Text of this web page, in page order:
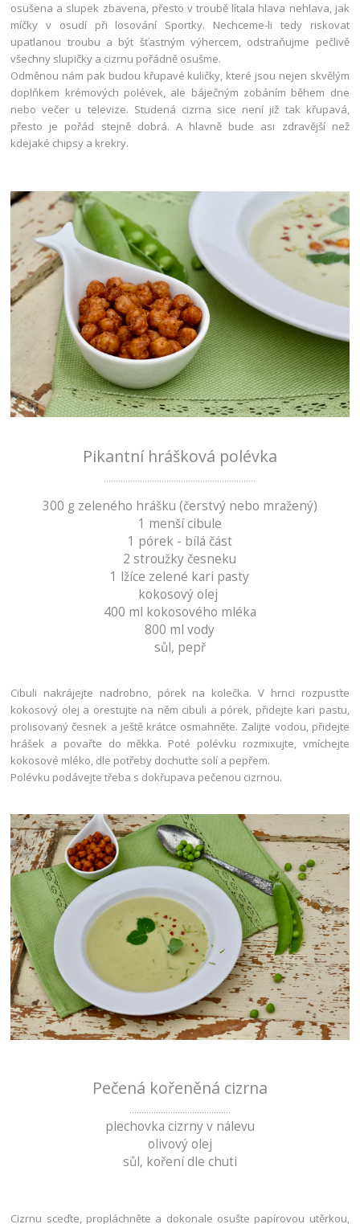
osušena a slupek zbavena, přesto v troubě lítala hlava nehlava, jak
míčky v osudí při losování Sportky. Nechceme-li tedy riskovat
upatlanou troubu a být šťastným výhercem, odstraňujme pečlivě
všechny slupičky a cizrnu pořádně osušme.
Odměnou nám pak budou křupavé kuličky, které jsou nejen skvělým
doplňkem krémových polévek, ale báječným zobáním během dne
nebo večer u televize. Studená cizrna sice není již tak křupavá,
přesto je pořád stejně dobrá. A hlavně bude asi zdravější než
kdejaké chipsy a krekry.
Pikantní hrášková polévka
...............................................................
300 g zeleného hrášku (čerstvý nebo mražený)
1 menší cibule
1 pórek - bílá část
2 stroužky česneku
1 lžíce zelené kari pasty
kokosový olej
400 ml kokosového mléka
800 ml vody
sůl, pepř
Cibuli nakrájejte nadrobno, pórek na kolečka. V hrnci rozpusťte
kokosový olej a orestujte na něm cibuli a pórek, přidejte kari pastu,
prolisovaný česnek a ještě krátce osmahněte. Zalijte vodou, přidejte
hrášek a povařte do měkka. Poté polévku rozmixujte, vmíchejte
kokosové mléko, dle potřeby dochuťte solí a pepřem.
Polévku podávejte třeba s dokřupava pečenou cizrnou.
Pečená kořeněná cizrna
..........................................
plechovka cizrny v nálevu
olivový olej
sůl, koření dle chuti
Cizrnu sceďte, propláchněte a dokonale osušte papírovou utěrkou,